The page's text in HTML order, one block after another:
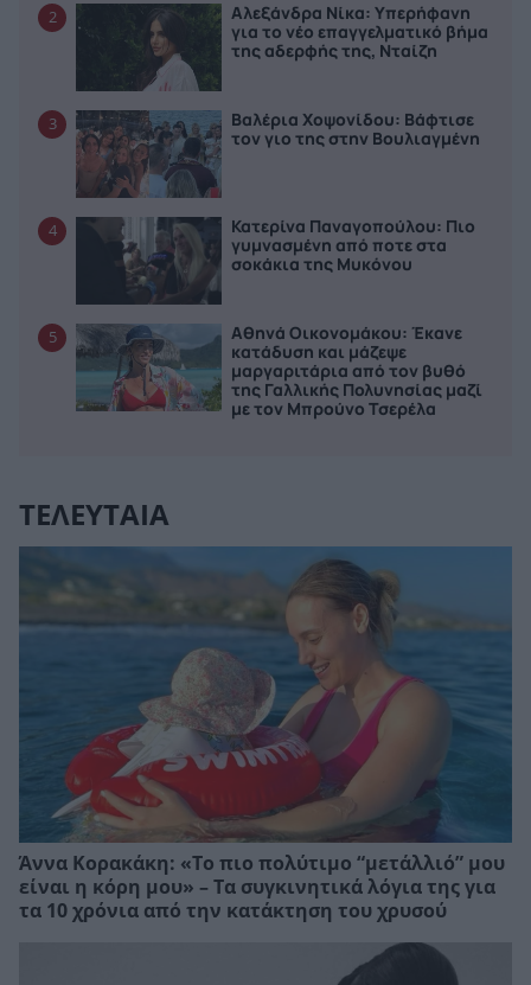
2
Αλεξάνδρα Νίκα: Υπερήφανη
για το νέο επαγγελματικό βήμα
της αδερφής της, Νταίζη
3
Βαλέρια Χοψονίδου: Bάφτισε
τον γιο της στην Βουλιαγμένη
4
Κατερίνα Παναγοπούλου: Πιο
γυμνασμένη από ποτε στα
σοκάκια της Μυκόνου
5
Αθηνά Οικονομάκου: Έκανε
κατάδυση και μάζεψε
μαργαριτάρια από τον βυθό
της Γαλλικής Πολυνησίας μαζί
με τον Μπρούνο Τσερέλα
ΤΕΛΕΥΤΑΙΑ
Άννα Κορακάκη: «Το πιο πολύτιμο “μετάλλιό” μου
είναι η κόρη μου» – Τα συγκινητικά λόγια της για
τα 10 χρόνια από την κατάκτηση του χρυσού